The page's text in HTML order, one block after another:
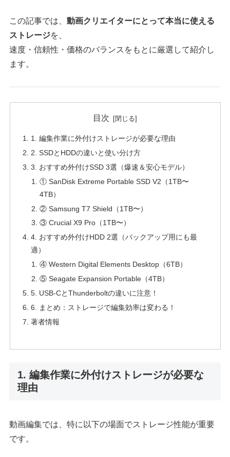
この記事では、動画クリエイターにとって本当に使える
ストレージを、
速度・信頼性・価格のバランスをもとに厳選して紹介し
ます。
目次
1. 編集作業に外付けストレージが必要な理由
2. SSDとHDDの違いと使い分け方
3. おすすめ外付けSSD 3選（爆速＆安心モデル）
① SanDisk Extreme Portable SSD V2（1TB〜
4TB）
② Samsung T7 Shield（1TB〜）
③ Crucial X9 Pro（1TB〜）
4. おすすめ外付けHDD 2選（バックアップ用にも最
適）
④ Western Digital Elements Desktop（6TB）
⑤ Seagate Expansion Portable（4TB）
5. USB-CとThunderboltの違いに注意！
6. まとめ：ストレージで編集効率は変わる！
著者情報
1. 編集作業に外付けストレージが必要な
理由
動画編集では、特に以下の場面でストレージ性能が重要
です。